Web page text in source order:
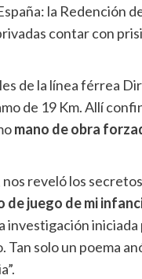
la Redención
contar con
de la línea férrea
de 19 Km. Allí
mano de obra
reveló los
de juego de mi
investigación
solo un poema